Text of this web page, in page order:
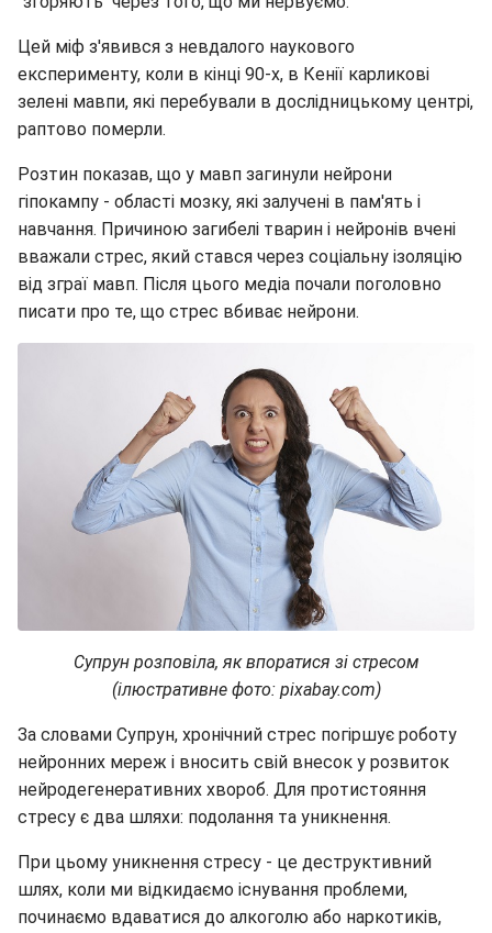
Цей міф з'явився з невдалого наукового
експерименту, коли в кінці 90-х, в Кенії карликові
зелені мавпи, які перебували в дослідницькому центрі,
раптово померли.
Розтин показав, що у мавп загинули нейрони
гіпокампу - області мозку, які залучені в пам'ять і
навчання. Причиною загибелі тварин і нейронів вчені
вважали стрес, який стався через соціальну ізоляцію
від зграї мавп. Після цього медіа почали поголовно
писати про те, що стрес вбиває нейрони.
Супрун розповіла, як впоратися зі стресом
(ілюстративне фото: pixabay.com)
За словами Супрун, хронічний стрес погіршує роботу
нейронних мереж і вносить свій внесок у розвиток
нейродегенеративних хвороб. Для протистояння
стресу є два шляхи: подолання та уникнення.
При цьому уникнення стресу - це деструктивний
шлях, коли ми відкидаємо існування проблеми,
починаємо вдаватися до алкоголю або наркотиків,